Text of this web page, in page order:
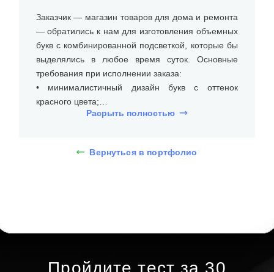
Заказчик — магазин товаров для дома и ремонта
— обратились к нам для изготовления объемных
букв с комбинированной подсветкой, которые бы
выделялись в любое время суток. Основные
требования при исполнении заказа:
• минималистичный дизайн букв с оттенок
красного цвета;
• подсветка, которая равномерно освещает
Расрыть полностью
Вернуться в портфолио